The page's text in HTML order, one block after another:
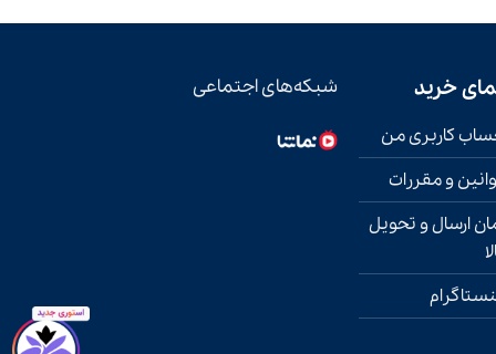
خرید
کاربری من
و مقررات
ارسال و تحویل
شبکه‌های اجتماعی